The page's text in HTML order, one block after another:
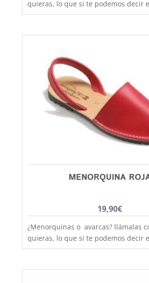
quieras, lo que si te podemos decir
fabricación nacional y hechas por
transpiración, comodidad y
con todos los estilos de ropa y
rango de tallas para poder calzar a
pequeños de la casa, hermanos y
hermanas mayores, madres, padres,
abuelas......... desde la talla 20 a la 46.
tener en cuenta que las tallas no
grandes y si tienes dudas entre dos
elige siempre el más grande
MENORQUINA
19,90€
¿Menorquinas o avarcas? llámalas
quieras, lo que si te podemos decir
fabricación nacional y hechas por
transpiración, comodidad y